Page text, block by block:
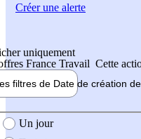
uniquement
France Travail Cette
filtres de Date de création
création de l'offre
Un jour
Créer une alerte